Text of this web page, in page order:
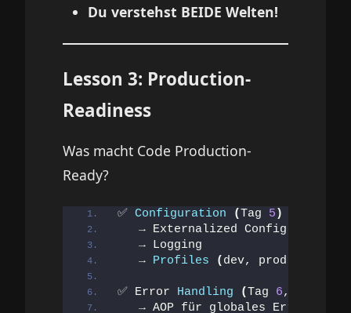
Du verstehst BEIDE Welten!
Lesson 3: Production-
Readiness
Was macht Code Production-
Ready?
✅ Configuration (Tag 5 )
   → Externalized Config
   → Logging
   →
Profiles ( dev, prod
✅ Error Handling (Tag 6,
→ AOP für globales Error-